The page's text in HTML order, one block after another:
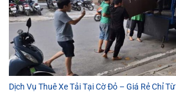
Dịch Vụ Thuê Xe Tải Tại Cờ Đỏ – Giá Rẻ Chỉ